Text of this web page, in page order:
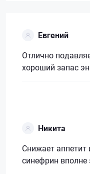
Евгений
Отлично
хороший запас
Никита
Снижает аппетит
синефрин